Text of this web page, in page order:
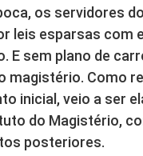
os servidores
leis esparsas com
E sem plano de
magistério. Como
inicial, veio a ser
do Magistério,
posteriores.